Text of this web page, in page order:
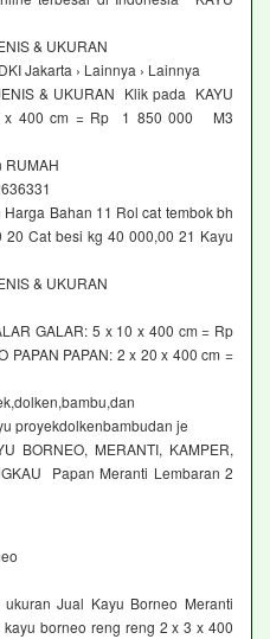
& UKURAN
Jakarta › Lainnya › Lainnya
& UKURAN Klik pada KAYU
x 400 cm = Rp 1 850 000 M3
RUMAH
Bahan 11 Rol cat tembok bh
Cat besi kg 40 000,00 21 Kayu
& UKURAN
GALAR: 5 x 10 x 400 cm = Rp
PAPAN: 2 x 20 x 400 cm =
proyekdolkenbambudan je
MERANTI, KAMPER,
Papan Meranti Lembaran 2
Jual Kayu Borneo Meranti
borneo reng reng 2 x 3 x 400